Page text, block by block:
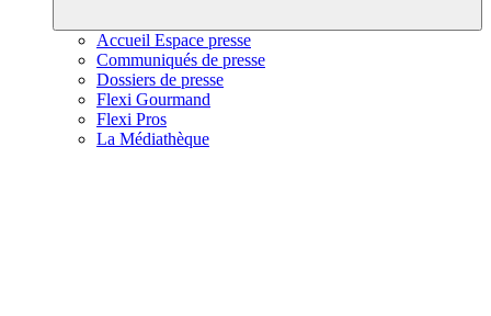
Accueil Espace presse
Communiqués de presse
Dossiers de presse
Flexi Gourmand
Flexi Pros
La Médiathèque